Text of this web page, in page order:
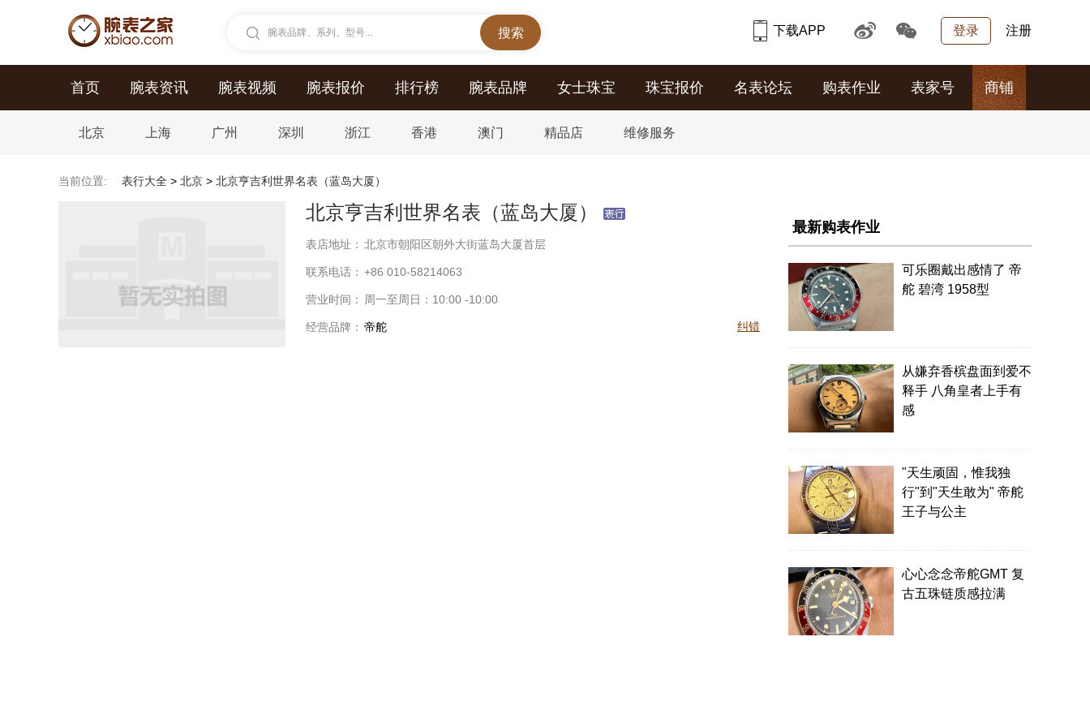
腕表品牌、系列、型号... 登录 注册
下载APP
首页 腕表资讯 腕表视频 腕表报价 排行榜 腕表品牌 女士珠宝 珠宝报价 名表论坛 购表作业 表家号 商铺
北京 上海 广州 深圳 浙江 香港 澳门 精品店 维修服务
当前位置: 表行大全 > 北京 > 北京亨吉利世界名表（蓝岛大厦）
北京亨吉利世界名表（蓝岛大厦）
表店地址： 北京市朝阳区朝外大街蓝岛大厦首层
联系电话： +86 010-58214063
营业时间： 周一至周日：10:00 -10:00
经营品牌： 帝舵 纠错
最新购表作业
可乐圈戴出感情了 帝
舵 碧湾 1958型
从嫌弃香槟盘面到爱不
释手 八角皇者上手有
感
"天生顽固，惟我独
行"到"天生敢为" 帝舵
王子与公主
心心念念帝舵GMT 复
古五珠链质感拉满